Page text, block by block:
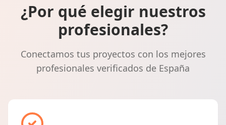
¿Por qué elegir nuestros
profesionales?
Conectamos tus proyectos con los mejores
profesionales verificados de España